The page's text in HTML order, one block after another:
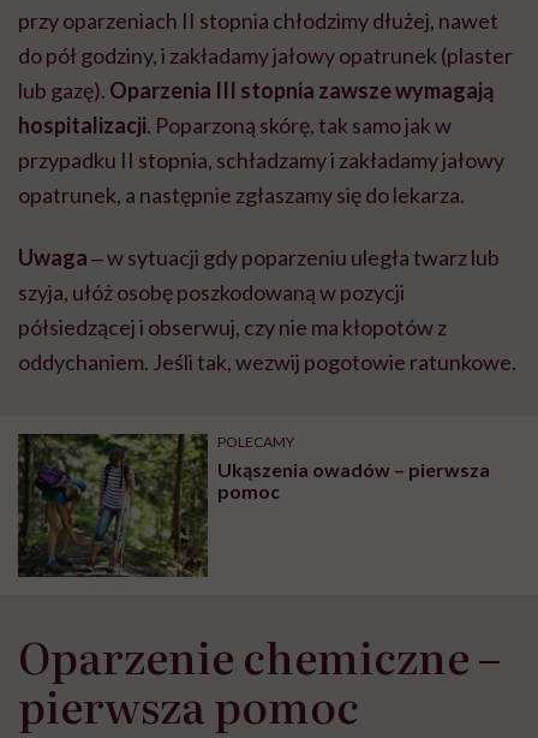
przy oparzeniach II stopnia chłodzimy dłużej, nawet
do pół godziny, i zakładamy jałowy opatrunek (plaster
lub gazę). Oparzenia III stopnia zawsze wymagają
hospitalizacji. Poparzoną skórę, tak samo jak w
przypadku II stopnia, schładzamy i zakładamy jałowy
opatrunek, a następnie zgłaszamy się do lekarza.
Uwaga‒ w sytuacji gdy poparzeniu uległa twarz lub
szyja, ułóż osobę poszkodowaną w pozycji
półsiedzącej i obserwuj, czy nie ma kłopotów z
oddychaniem. Jeśli tak, wezwij pogotowie ratunkowe.
POLECAMY
Ukąszenia owadów – pierwsza
pomoc
Oparzenie chemiczne –
pierwsza pomoc